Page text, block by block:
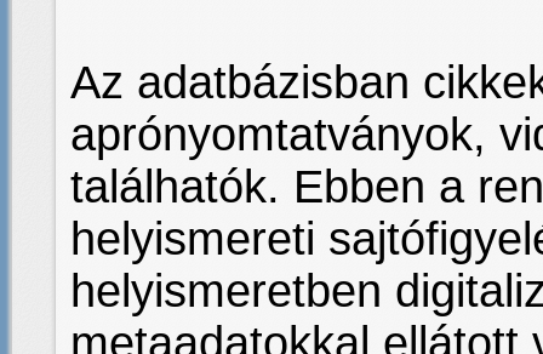
Az adatbázisban
aprónyomtatványok,
találhatók. Ebben a
helyismereti
helyismeretben
metaadatokkal ellátott